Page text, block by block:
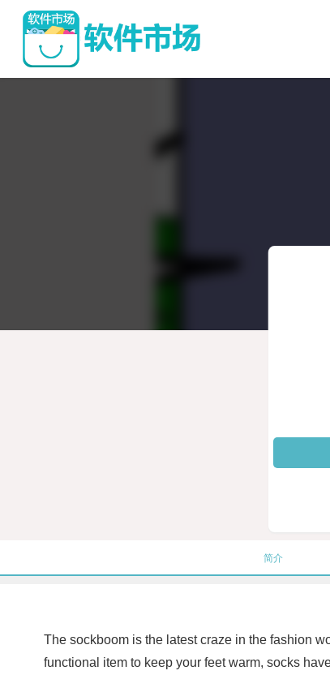
简介
The sockboom is the latest craze in the fashion
functional item to keep your feet warm, socks